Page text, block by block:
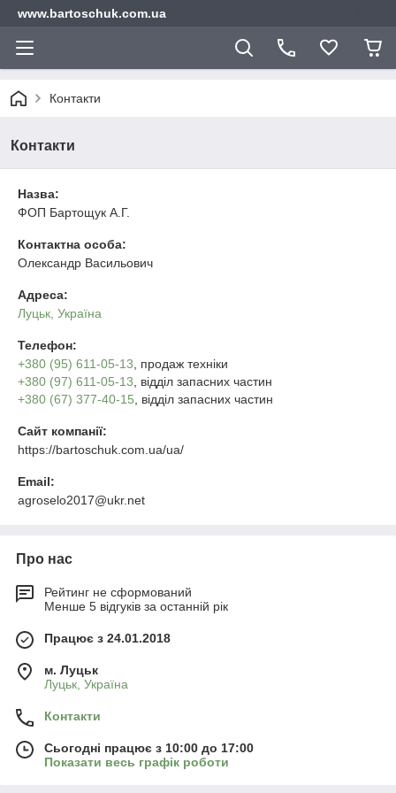
www.bartoschuk.com.ua
Контакти
Контакти
Назва:
ФОП Бартощук А.Г.
Контактна особа:
Олександр Васильович
Адреса:
Луцьк, Україна
Телефон:
+380 (95) 611-05-13 , продаж техніки
+380 (97) 611-05-13 , відділ запасних частин
+380 (67) 377-40-15 , відділ запасних частин
Сайт компанії:
https://bartoschuk.com.ua/ua/
Email:
agroselo2017@ukr.net
Про нас
Рейтинг не сформований
Менше 5 відгуків за останній рік
Працює з 24.01.2018
м. Луцьк
Луцьк, Україна
Контакти
Сьогодні працює з 10:00 до 17:00
Показати весь графік роботи